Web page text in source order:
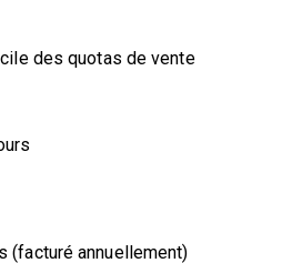
des quotas de vente
(facturé annuellement)